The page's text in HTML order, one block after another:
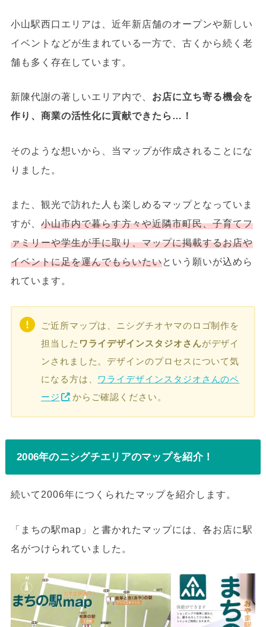
小山駅西口エリアは、近年新店舗のオープンや新しい
イベントなどが生まれている一方で、古くから続く老
舗も多く存在しています。
新陳代謝の著しいエリア内で、 お店に立ち寄る機会を
作り、商業の活性化に貢献できたら…！
そのような想いから、当マップが作成されることにな
りました。
また、観光で訪れた人も楽しめるマップとなっていま
すが、 小山市内で暮らす方々や近隣市町民、子育てフ
ァミリーや学生が手に取り、マップに掲載するお店や
イベントに足を運んでもらいたいという願いが込めら
れています。
ご近所マップは、ニシグチオヤマのロゴ制作を
担当した ワライデザインスタジオさんがデザイ
ンされました。デザインのプロセスについて気
になる方は、 ワライデザインスタジオさんのペ
ージ
からご確認ください。
2006年のニシグチエリアのマップを紹介！
続いて2006年につくられたマップを紹介します。
「まちの駅map」と書かれたマップには、各お店に駅
名がつけられていました。